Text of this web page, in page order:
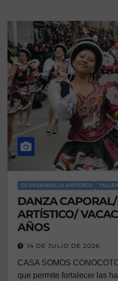
CS DESARROLLO ARTÍSTICO
DANZA
ARTÍSTICO/
AÑOS
14 DE JULIO DE 2026
CASA SOMOS
que permite fortalecer las